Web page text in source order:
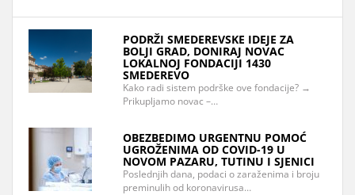
PODRŽI SMEDEREVSKE IDEJE ZA
BOLJI GRAD, DONIRAJ NOVAC
LOKALNOJ FONDACIJI 1430
SMEDEREVO
Kako radi sistem podrške ove fondacije? →
Prikupljamo novac –…
OBEZBEDIMO URGENTNU POMOĆ
UGROŽENIMA OD COVID-19 U
NOVOM PAZARU, TUTINU I SJENICI
Poslednjih dana, podaci o zaraženima i broju
preminulih od koronavirusa…